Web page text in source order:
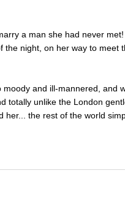
a man she had never
the night, on her way to meet
and ill-mannered, and
totally unlike the London
her... the rest of the world